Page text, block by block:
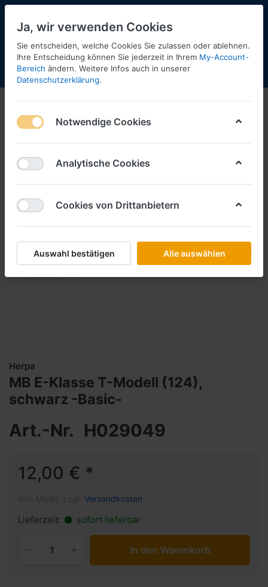
Menü Anmelden Shopaktualisierung
Herpa
MB E-Klasse T-Modell (124),
schwarz -Basic-
Art.-Nr. H029049
12,00 € *
Versandkosten
Lieferzeit: sofort lieferbar
In den Warenkorb
Ja, wir verwenden Cookies
Sie entscheiden, welche Cookies Sie zulassen oder ablehnen.
Ihre Entscheidung können Sie jederzeit in Ihrem My-Account-
Bereich ändern. Weitere Infos auch in unserer
Datenschutzerklärung.
Notwendige Cookies
Analytische Cookies
Cookies von Drittanbietern
Auswahl bestätigen Alle auswählen